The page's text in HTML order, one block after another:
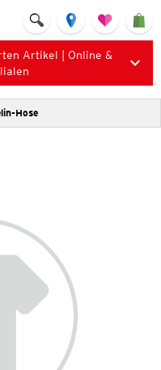
Artikel | Online &
Hose